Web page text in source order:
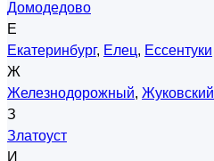
Домодедово
Е
Екатеринбург, Елец, Ессентуки
Ж
Железнодорожный, Жуковский
З
Златоуст
И